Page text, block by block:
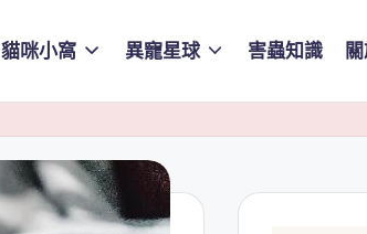
貓咪小窩 異寵星球 害蟲知識